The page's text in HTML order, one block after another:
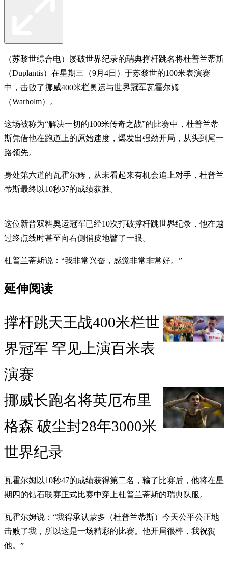
（苏黎世综合电）屡破世界纪录的瑞典撑杆跳名将杜普兰蒂斯
（Duplantis）在星期三（9月4日）于苏黎世的100米表演赛
中，击败了挪威400米栏奥运与世界冠军瓦霍尔姆
（Warholm）。
这场被称为“解决一切的100米传奇之战”的比赛中，杜普兰蒂
斯凭借他在跑道上的原始速度，爆发出强劲开局，从头到尾一
路领先。
身处第六道的瓦霍尔姆，从未看起来有机会追上对手，杜普兰
蒂斯最终以10秒37的成绩获胜。
这位新晋双料奥运冠军已经10次打破撑杆跳世界纪录，他在越
过终点线时甚至向右侧俏皮地瞥了一眼。
杜普兰蒂斯说：“我非常兴奋，感觉非常非常好。”
延伸阅读
撑杆跳天王战400米栏世
界冠军 罕见上演百米表
演赛
挪威长跑名将英厄布里
格森 破尘封28年3000米
世界纪录
瓦霍尔姆以10秒47的成绩获得第二名，输了比赛后，他将在星
期四的钻石联赛正式比赛中穿上杜普兰蒂斯的瑞典队服。
瓦霍尔姆说：“我得承认蒙多（杜普兰蒂斯）今天公平公正地
击败了我，所以这是一场精彩的比赛。他开局很棒，我祝贺
他。”